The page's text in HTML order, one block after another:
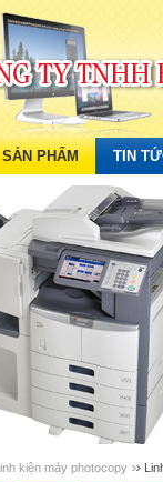
SẢN PHẨM TIN
kiện máy photocopy